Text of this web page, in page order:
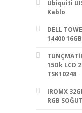
Ubiquiti
Kablo
DELL
14400
15Dk LCD
TSK10248
IROMX
RGB